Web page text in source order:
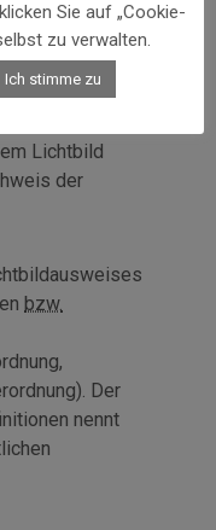
Lichtbild
der
bzw.
Der
nennt
Sie auf „Cookie-
zu verwalten.
Ich stimme zu